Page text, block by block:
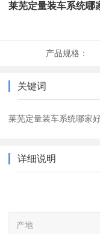
莱芜定量装车系统哪
产品规格：
关键词
莱芜定量装车系统哪家
详细说明
产地